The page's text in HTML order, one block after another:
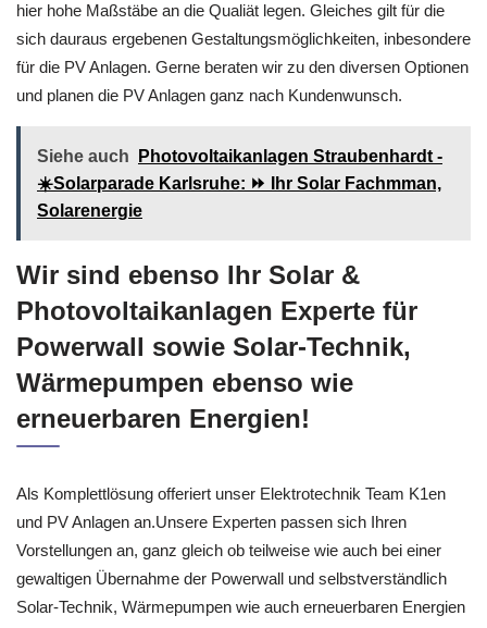
hier hohe Maßstäbe an die Qualiät legen. Gleiches gilt für die
sich dauraus ergebenen Gestaltungsmöglichkeiten, inbesondere
für die PV Anlagen. Gerne beraten wir zu den diversen Optionen
und planen die PV Anlagen ganz nach Kundenwunsch.
Siehe auch
Photovoltaikanlagen Straubenhardt -
☀️Solarparade Karlsruhe: ⏩ Ihr Solar Fachmman,
Solarenergie
Wir sind ebenso Ihr Solar &
Photovoltaikanlagen Experte für
Powerwall sowie Solar-Technik,
Wärmepumpen ebenso wie
erneuerbaren Energien!
Als Komplettlösung offeriert unser Elektrotechnik Team K1en
und PV Anlagen an.Unsere Experten passen sich Ihren
Vorstellungen an, ganz gleich ob teilweise wie auch bei einer
gewaltigen Übernahme der Powerwall und selbstverständlich
Solar-Technik, Wärmepumpen wie auch erneuerbaren Energien